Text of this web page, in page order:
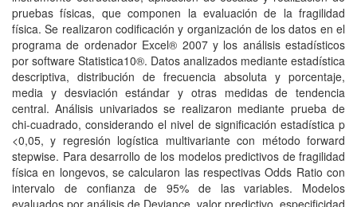
pruebas físicas, que componen la evaluación de la fragilidad
física. Se realizaron codificación y organización de los datos en el
programa de ordenador Excel® 2007 y los análisis estadísticos
por software Statistica10®. Datos analizados mediante estadística
descriptiva, distribución de frecuencia absoluta y porcentaje,
media y desviación estándar y otras medidas de tendencia
central. Análisis univariados se realizaron mediante prueba de
chi-cuadrado, considerando el nivel de significación estadística p
<0,05, y regresión logística multivariante con método forward
stepwise. Para desarrollo de los modelos predictivos de fragilidad
física en longevos, se calcularon las respectivas Odds Ratio con
intervalo de confianza de 95% de las variables. Modelos
evaluados por análisis de Deviance, valor predictivo, especificidad